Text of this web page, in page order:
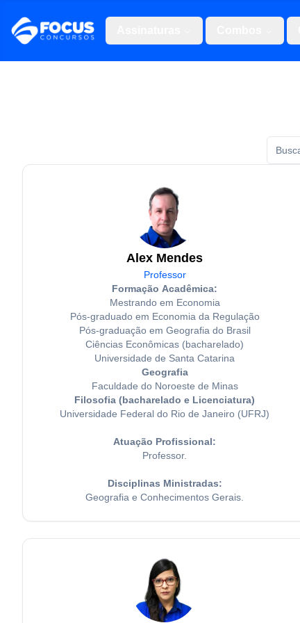
Alex Mendes
Professor
Formação Acadêmica:
Mestrando em Economia
Pós-graduado em Economia da Regulação
Pós-graduação em Geografia do Brasil
Ciências Econômicas (bacharelado)
Universidade de Santa Catarina
Geografia
Faculdade do Noroeste de Minas
Filosofia (bacharelado e Licenciatura)
Universidade Federal do Rio de Janeiro (UFRJ)
Atuação Profissional:
Professor.
Disciplinas Ministradas:
Geografia e Conhecimentos Gerais.